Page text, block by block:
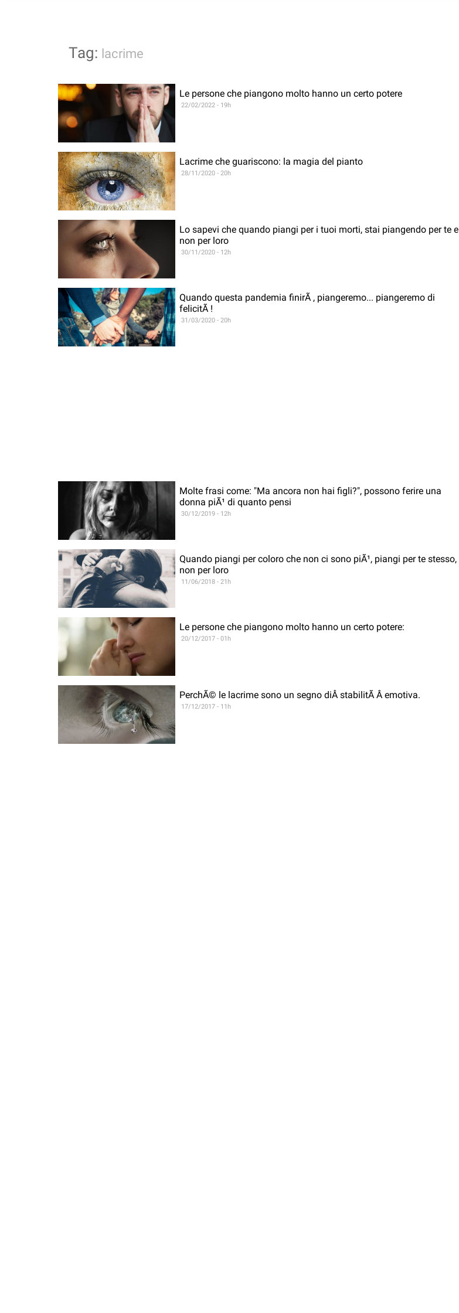
Tag: lacrime
Le persone che piangono molto hanno un certo potere
22/02/2022 - 19h
Lacrime che guariscono: la magia del pianto
28/11/2020 - 20h
Lo sapevi che quando piangi per i tuoi morti, stai piangendo per te e
non per loro
30/11/2020 - 12h
Quando questa pandemia finirÃ , piangeremo... piangeremo di
felicitÃ !
31/03/2020 - 20h
Molte frasi come: "Ma ancora non hai figli?", possono ferire una
donna piÃ¹ di quanto pensi
30/12/2019 - 12h
Quando piangi per coloro che non ci sono piÃ¹, piangi per te stesso,
non per loro
11/06/2018 - 21h
Le persone che piangono molto hanno un certo potere:
20/12/2017 - 01h
PerchÃ© le lacrime sono un segno diÂ stabilitÃ Â emotiva.
17/12/2017 - 11h